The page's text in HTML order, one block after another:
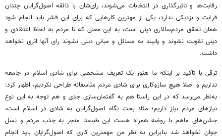
رقابت‌ها و تاثیرگذاری در انتخابات می‌شوند، رای‌شان با ذائقه اصول‌گرایان چندان
قرابت و نزدیکی ندارد، یکی از مهترین کارهایی که برای این قشر باید انجام شود
همان تحقق مردم‌سالاری دینی است، به این معنی که تا مردم به لحاظ اعتقادی و
دینی تقویت نشوند و پایبند به مسائل و مبانی دینی نشوند رای آنها اثری نخواهد
داشت.
ترقی با تاکید بر اینکه ما هنوز یک تعریف مشخصی برای شادی اسلام در جامعه
نداریم و اصلا هیچ سازوکاری برای شادی مردم متاسفانه طراحی نکردیم، اظهار کرد:
به‌نظر می‌رسد که در این راستا هم به گفتمان‌سازی جدی و هم توجه به این نوع
نیازهای مردم نیاز داریم؛ مثلا بحث نگاه اصول‌گرایان به شادی در اسلام است،
جشن‌های ماهم با روضه همراه هست این طبیعتا منجر به جذب مردم و نسل
جوان نخواهد شد بنابراین به نظر من مهمترین کاری که اصول‌گرایان باید انجام